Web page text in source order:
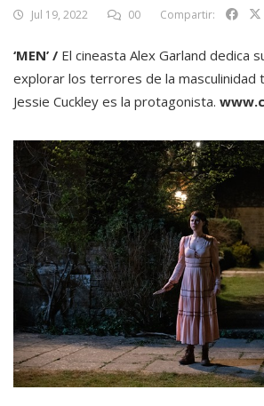
Jul 19, 2022 00 Compartir:
‘MEN’ / El cineasta Alex Garland dedica
explorar los terrores de la masculinidad
Jessie Cuckley es la protagonista.